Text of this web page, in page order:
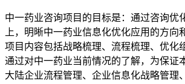
中一药业咨询项目的目标是：通过咨询
上，明晰中一药业信息化优化应用的方
项目内容包括战略梳理、流程梳理、优化
通过对中一药业当前情况的了解，为保证
大陆企业流程管理、企业信息化战略管